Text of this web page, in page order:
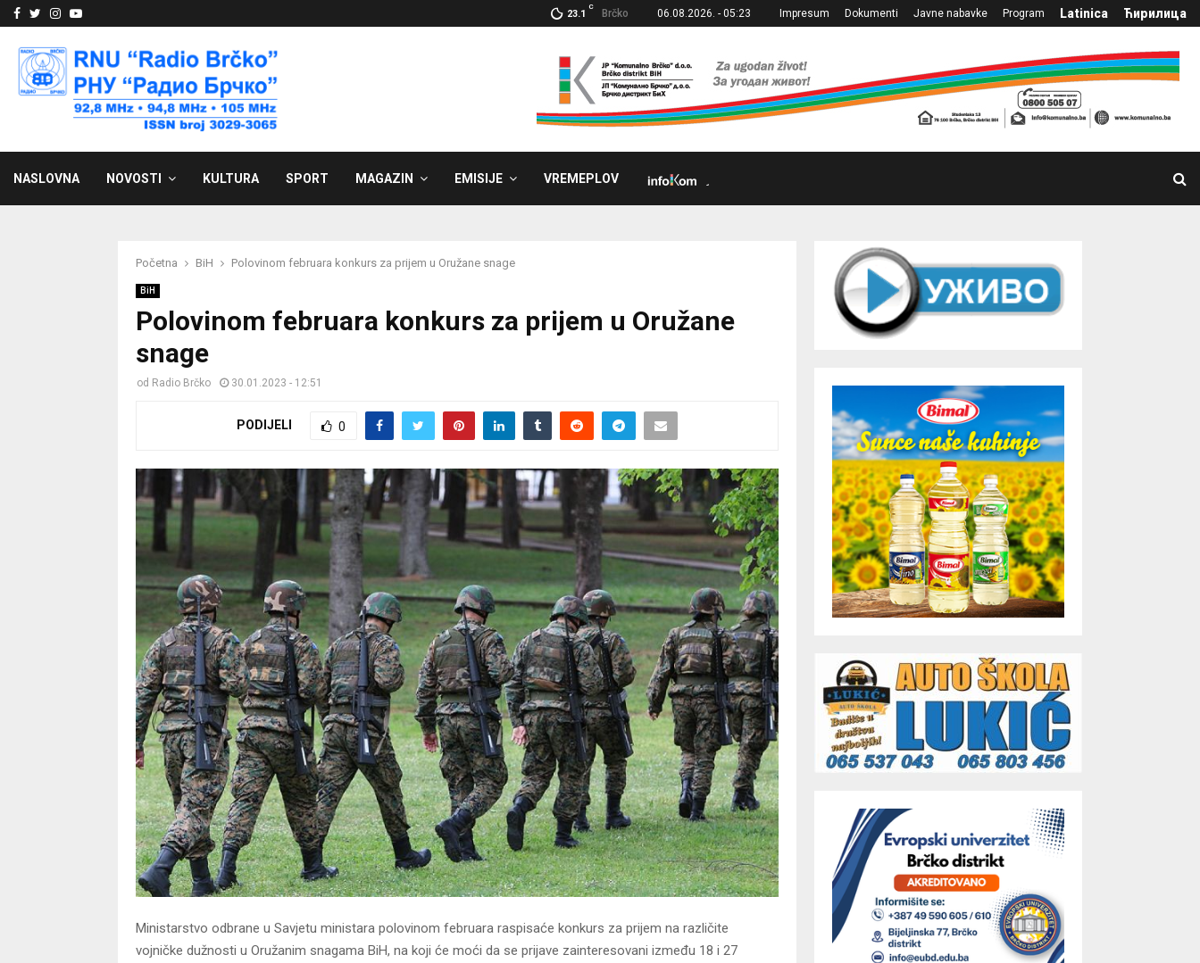
Facebook
Twitter
Instagram
Youtube 23.1
C
Brčko 06.08.2026. - 05:23 Impresum Dokumenti Javne nabavke Program Latinica Ћирилица
NASLOVNA NOVOSTI KULTURA SPORT MAGAZIN EMISIJE VREMEPLOV
Početna BiH Polovinom februara konkurs za prijem u Oružane snage
BiH
Polovinom februara konkurs za prijem u Oružane
snage
od Radio Brčko 30.01.2023 - 12:51
PODIJELI 0
Ministarstvo odbrane u Savjetu ministara polovinom februara raspisaće konkurs za prijem na različite
vojničke dužnosti u Oružanim snagama BiH, na koji će moći da se prijave zainteresovani između 18 i 27